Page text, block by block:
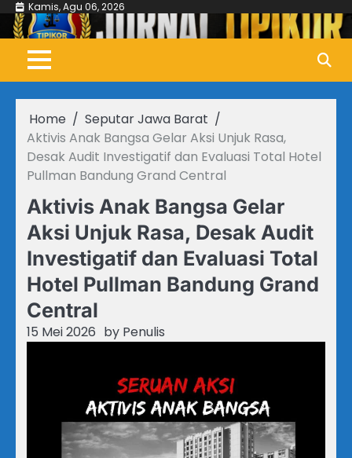
Skip
content
Kamis, Agu 06, 2026
Home
Seputar Jawa Barat
Aktivis Anak Bangsa Gelar Aksi Unjuk Rasa,
Desak Audit Investigatif dan Evaluasi Total Hotel
Pullman Bandung Grand Central
Aktivis Anak Bangsa Gelar
Aksi Unjuk Rasa, Desak Audit
Investigatif dan Evaluasi Total
Hotel Pullman Bandung Grand
Central
15 Mei 2026 by Penulis